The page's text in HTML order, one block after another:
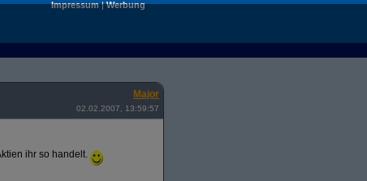
Impressum|Werbung
Major
02.02.2007, 13:59:57
ihr so handelt.